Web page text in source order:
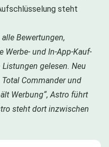
steht
Bewertungen,
Werbe- und In-App-Kauf-
gelesen. Neu
Commander und
Werbung“, Astro führt
steht dort inzwischen